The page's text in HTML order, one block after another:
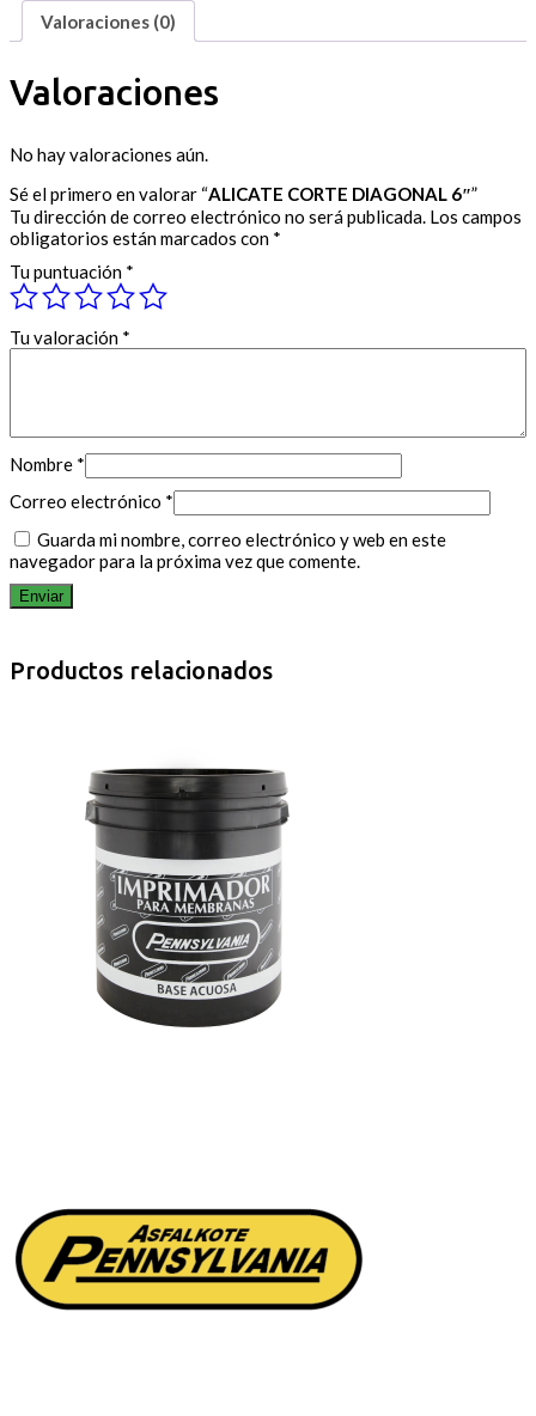
Valoraciones (0)
Valoraciones
No hay valoraciones aún.
Sé el primero en valorar “ALICATE CORTE DIAGONAL 6″”
Tu dirección de correo electrónico no será publicada. Los campos
obligatorios están marcados con *
Tu puntuación *
Tu valoración *
Nombre *
Correo electrónico *
Guarda mi nombre, correo electrónico y web en este
navegador para la próxima vez que comente.
Productos relacionados